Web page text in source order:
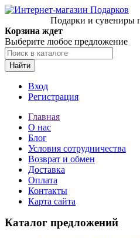
Подарки и сувениры
Корзина ждет
Выберите любое предложение
Найти
Вход
Регистрация
Главная
О нас
Блог
Условия сотрудничества
Возврат и обмен
Доставка
Оплата
Контакты
Карта сайта
Каталог предложений